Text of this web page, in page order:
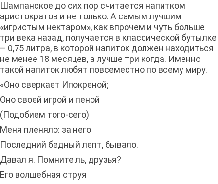
Шампанское до сих пор считается напитком
аристократов и не только. А самым лучшим
«игристым нектаром», как впрочем и чуть больше
три века назад, получается в классической бутылке
– 0,75 литра, в которой напиток должен находиться
не менее 18 месяцев, а лучше три когда. Именно
такой напиток любят повсеместно по всему миру.
«Оно сверкает Ипокреной;
Оно своей игрой и пеной
(Подобием того-сего)
Меня пленяло: за него
Последний бедный лепт, бывало.
Давал я. Помните ль, друзья?
Его волшебная струя